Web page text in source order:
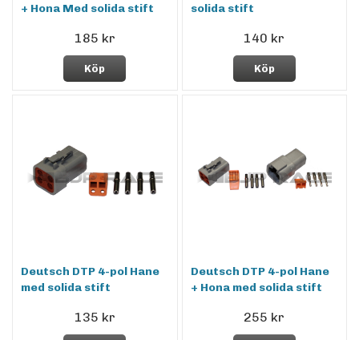
+ Hona Med solida stift
185 kr
Köp
solida stift
140 kr
Köp
Deutsch DTP 4-pol Hane
med solida stift
135 kr
Deutsch DTP 4-pol Hane
+ Hona med solida stift
255 kr